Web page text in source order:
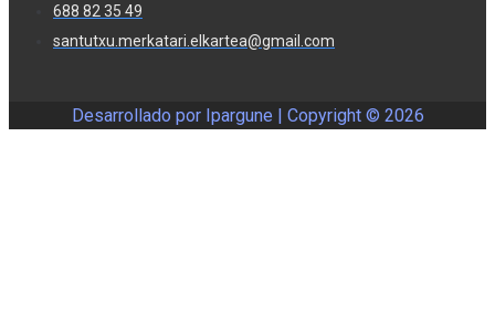
688 82 35 49
santutxu.merkatari.elkartea@gmail.com
Desarrollado por Ipargune | Copyright © 2026